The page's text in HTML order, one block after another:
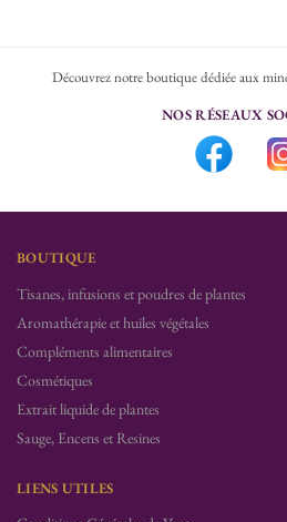
Découvrez notre boutique dédiée aux
NOS RÉSEAUX
BOUTIQUE
Tisanes, infusions et poudres de plantes
Aromathérapie et huiles végétales
Compléments alimentaires
Cosmétiques
Extrait liquide de plantes
Sauge, Encens et Resines
LIENS UTILES